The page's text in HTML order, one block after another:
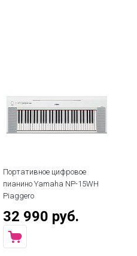
Портативное цифровое
пианино Yamaha NP-15WH
Piaggero
32 990 руб.